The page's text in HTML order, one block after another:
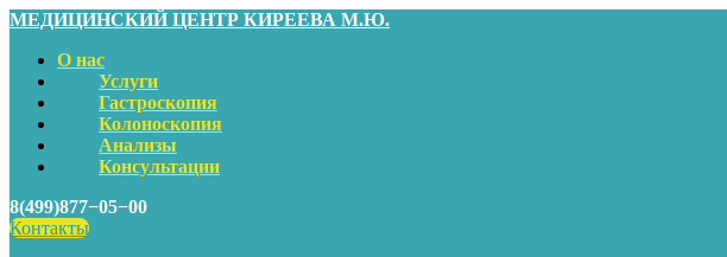
МЕДИЦИНСКИЙ ЦЕНТР КИРЕЕВА М.Ю.
О нас
Услуги
Гастроскопия
Колоноскопия
Анализы
Консультации
8(499)877−05−00
Контакты